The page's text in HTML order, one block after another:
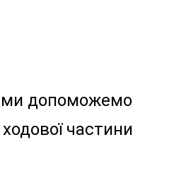
ми допоможемо
частини